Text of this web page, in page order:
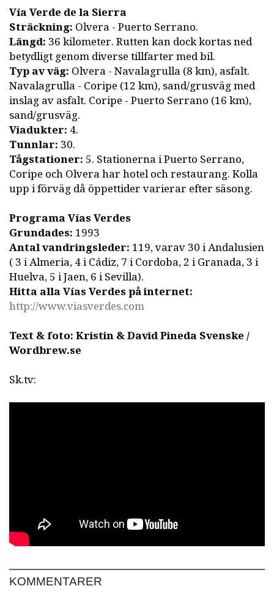
Vía Verde de la Sierra
Sträckning: Olvera - Puerto Serrano.
Längd: 36 kilometer. Rutten kan dock kortas ned
betydligt genom diverse tillfarter med bil.
Typ av väg: Olvera - Navalagrulla (8 km), asfalt.
Navalagrulla - Coripe (12 km), sand/grusväg med
inslag av asfalt. Coripe - Puerto Serrano (16 km),
sand/grusväg.
Viadukter: 4.
Tunnlar: 30.
Tågstationer: 5. Stationerna i Puerto Serrano,
Coripe och Olvera har hotel och restaurang. Kolla
upp i förväg då öppettider varierar efter säsong.
Programa Vías Verdes
Grundades: 1993
Antal vandringsleder: 119, varav 30 i Andalusien
( 3 i Almeria, 4 i Cádiz, 7 i Cordoba, 2 i Granada, 3 i
Huelva, 5 i Jaen, 6 i Sevilla).
Hitta alla Vías Verdes på internet:
http://www.viasverdes.com
Text & foto: Kristin & David Pineda Svenske /
Wordbrew.se
Sk.tv:
KOMMENTARER